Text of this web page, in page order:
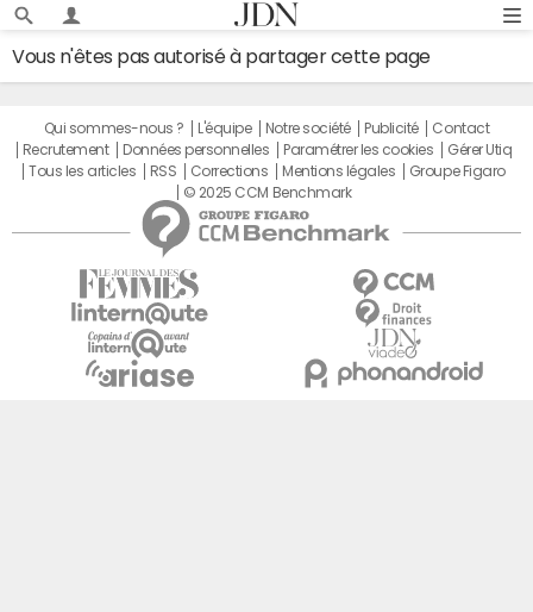
Vous n'êtes pas autorisé à partager cette page
Qui sommes-nous ? L'équipe Notre société Publicité
Contact
Recrutement
Données personnelles Paramétrer les cookies
Gérer Utiq
Tous les articles
RSS Corrections Mentions légales
Groupe Figaro
© 2025 CCM Benchmark